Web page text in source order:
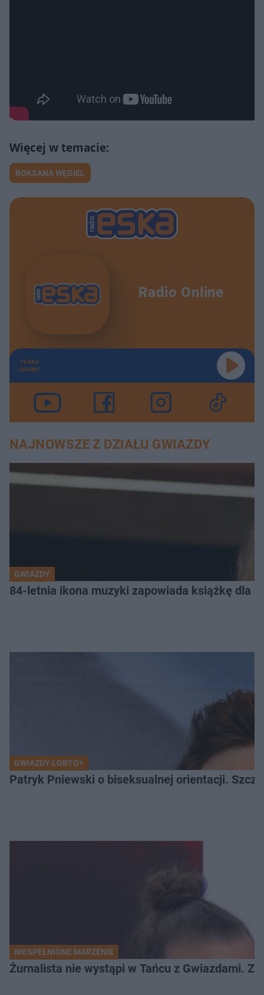
ROKSANA WĘGIEL
Radio Online
TERAZ
GRAMY
NAJNOWSZE Z DZIAŁU GWIAZDY
GWIAZDY
84-letnia ikona muzyki zapowiada książkę dla
GWIAZDY LGBTQ+
Patryk Pniewski o biseksualnej orientacji.
NIESPEŁNIONE MARZENIE
Żurnalista nie wystąpi w Tańcu z Gwiazdami.